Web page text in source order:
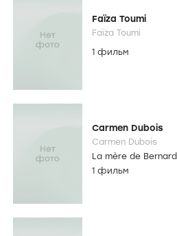
Faïza Toumi
Faïza Toumi
1 фильм
Carmen Dubois
Carmen Dubois
La mère de Bernard
1 фильм